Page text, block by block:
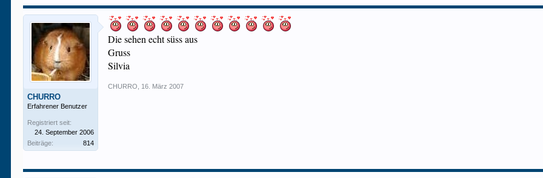
CHURRO
Erfahrener Benutzer
Registriert seit:
24. September 2006
Beiträge:
814
Die sehen echt süss aus
Gruss
Silvia
CHURRO 16. März 2007